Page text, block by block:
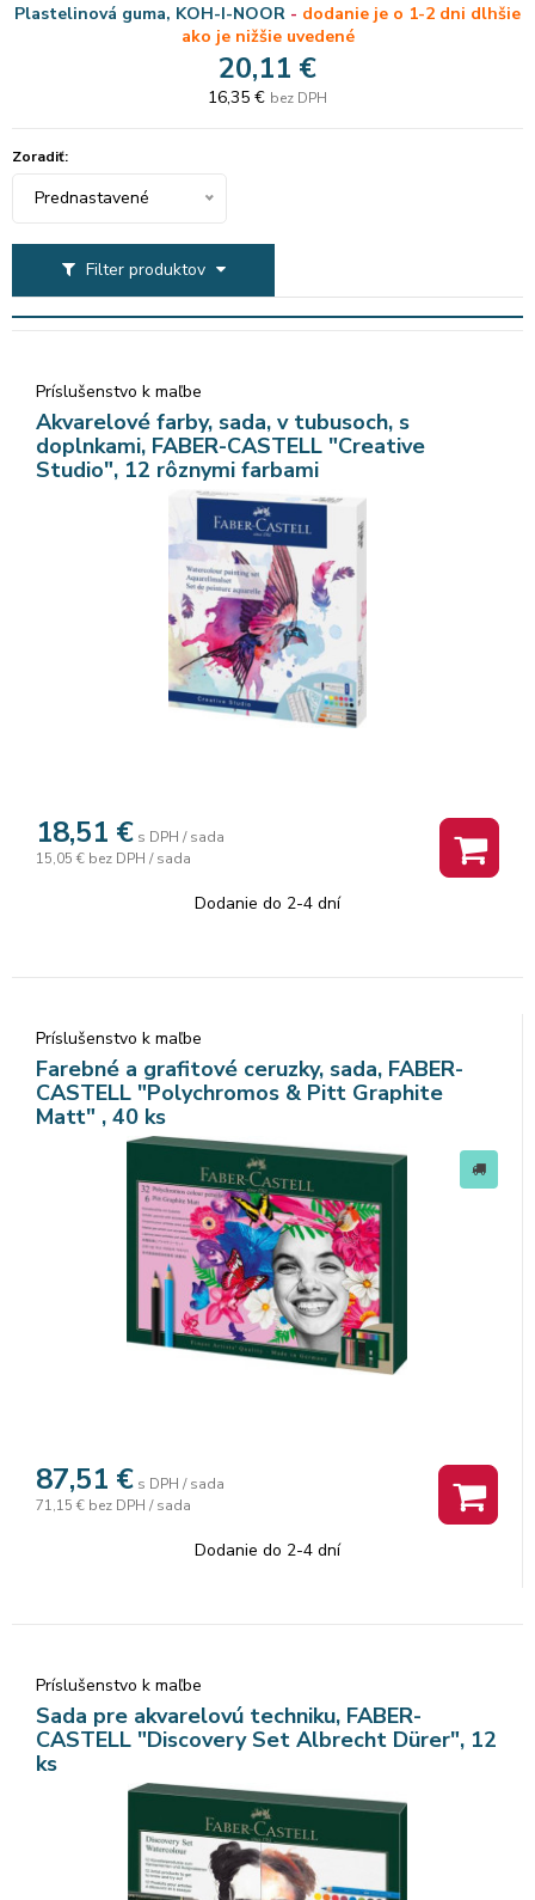
Plastelinová guma, KOH-I-NOOR - dodanie je o 1-2 dni dlhšie
ako je nižšie uvedené
20,11 €
16,35 € bez DPH
Filter produktov
Zoradiť:
Prednastavené
Príslušenstvo k maľbe
Akvarelové farby, sada, v tubusoch, s
doplnkami, FABER-CASTELL "Creative
Studio", 12 rôznymi farbami
18,51 € s DPH / sada
15,05 € bez DPH / sada
Dodanie do 2-4 dní
Príslušenstvo k maľbe
Farebné a grafitové ceruzky, sada, FABER-
CASTELL "Polychromos & Pitt Graphite
Matt" , 40 ks
87,51 € s DPH / sada
71,15 € bez DPH / sada
Dodanie do 2-4 dní
Príslušenstvo k maľbe
Sada pre akvarelovú techniku, FABER-
CASTELL "Discovery Set Albrecht Dürer", 12
ks